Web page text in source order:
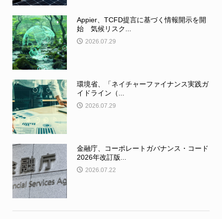
Appier、TCFD提言に基づく情報開示を開
始 気候リスク...
2026.07.29
環境省、「ネイチャーファイナンス実践ガ
イドライン（...
2026.07.29
金融庁、コーポレートガバナンス・コード
2026年改訂版...
2026.07.22